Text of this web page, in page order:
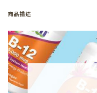
商品描述